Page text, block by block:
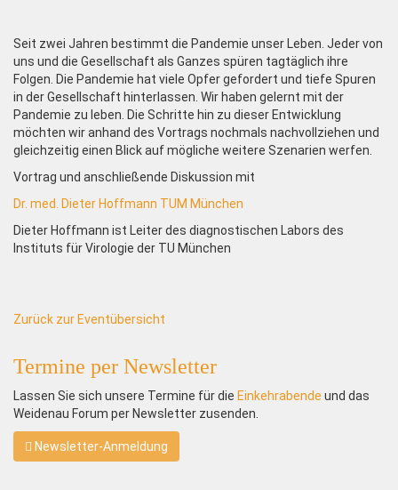
Seit zwei Jahren bestimmt die Pandemie unser Leben. Jeder von
uns und die Gesellschaft als Ganzes spüren tagtäglich ihre
Folgen. Die Pandemie hat viele Opfer gefordert und tiefe Spuren
in der Gesellschaft hinterlassen. Wir haben gelernt mit der
Pandemie zu leben. Die Schritte hin zu dieser Entwicklung
möchten wir anhand des Vortrags nochmals nachvollziehen und
gleichzeitig einen Blick auf mögliche weitere Szenarien werfen.
Vortrag und anschließende Diskussion mit
Dr. med. Dieter Hoffmann TUM München
Dieter Hoffmann ist Leiter des diagnostischen Labors des
Instituts für Virologie der TU München
Zurück zur Eventübersicht
Termine per Newsletter
Lassen Sie sich unsere Termine für die Einkehrabende und das
Weidenau Forum per Newsletter zusenden.
Newsletter-Anmeldung